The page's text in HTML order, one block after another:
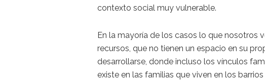
contexto social muy vulnerable.
En la mayoría de los casos lo que nosotros
recursos, que no tienen un espacio en su
desarrollarse, donde incluso los vínculos
existe en las familias que viven en los